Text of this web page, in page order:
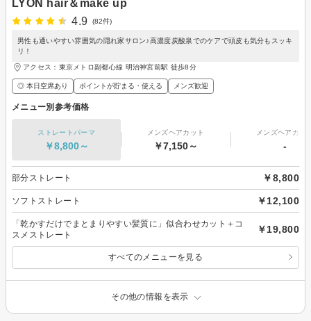
LYON hair＆make up
4.9
(82件)
男性も通いやすい雰囲気の隠れ家サロン♪高濃度炭酸泉でのケアで頭皮も気分もスッキ
リ！
アクセス：東京メトロ副都心線 明治神宮前駅 徒歩8分
◎ 本日空席あり ポイントが貯まる・使える メンズ歓迎
メニュー別参考価格
ストレートパーマ
￥8,800～
メンズヘアカット
￥7,150～
メンズヘアカラ
-
部分ストレート ￥8,800
ソフトストレート ￥12,100
「乾かすだけでまとまりやすい髪質に」似合わせカット＋コ
スメストレート
￥19,800
すべてのメニューを見る
その他の情報を表示